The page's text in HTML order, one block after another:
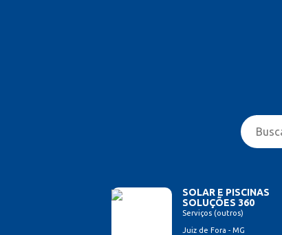
SOLAR E PISCINAS
SOLUÇÕES 360
Serviços (outros)
Juiz de Fora - MG